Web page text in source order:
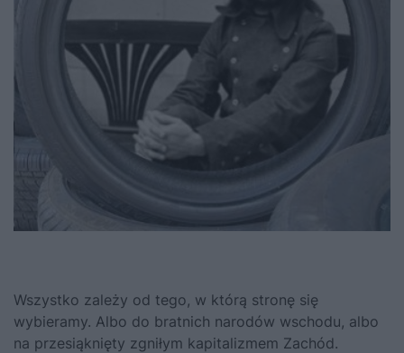
Wszystko zależy od tego, w którą stronę się
wybieramy. Albo do bratnich narodów wschodu, albo
na przesiąknięty zgniłym kapitalizmem Zachód.